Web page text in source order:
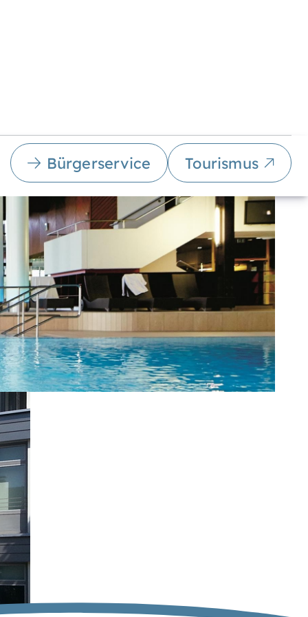
Bürgerservice Tourismus